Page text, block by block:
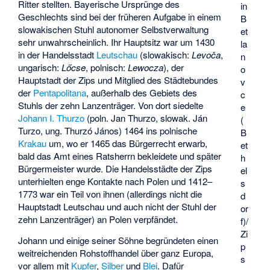
in
B
et
la
n
o
v
c
e
(
B
et
h
el
s
d
or
f)/
Zi
p
s
Ritter stellten. Bayerische Ursprünge des
Geschlechts sind bei der früheren Aufgabe in einem
slowakischen Stuhl autonomer Selbstverwaltung
sehr unwahrscheinlich. Ihr Hauptsitz war um 1430
in der Handelsstadt Leutschau (slowakisch:Levoča,
ungarisch:Lőcse, polnisch:Lewocza), der
Hauptstadt der Zips und Mitglied des Städtebundes
der Pentapolitana, außerhalb des Gebiets des
Stuhls der zehn Lanzenträger. Von dort siedelte
Johann I. Thurzo (poln. Jan Thurzo, slowak. Ján
Turzo, ung. Thurzó János) 1464 ins polnische
Krakau um, wo er 1465 das Bürgerrecht erwarb,
bald das Amt eines Ratsherrn bekleidete und später
Bürgermeister wurde. Die Handelsstädte der Zips
unterhielten enge Kontakte nach Polen und 1412–
1773 war ein Teil von ihnen (allerdings nicht die
Hauptstadt Leutschau und auch nicht der Stuhl der
zehn Lanzenträger) an Polen verpfändet.
Johann und einige seiner Söhne begründeten einen
weitreichenden Rohstoffhandel über ganz Europa,
vor allem mit Kupfer,Silber und Blei. Dafür